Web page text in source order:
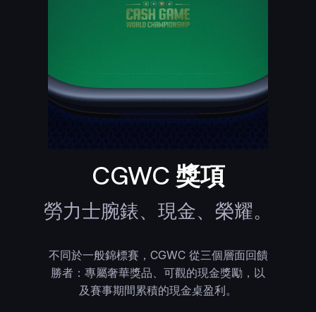
CGWC 獎項
勞力士腕錶、現金、榮耀。
不同於一般錦標賽，CGWC 從三個層面回饋
勝者：專屬奢華獎品、可觀的現金獎勵，以
及賽事期間累積的現金桌盈利。